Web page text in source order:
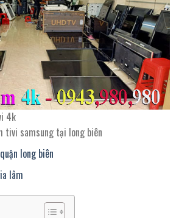
4k
tivi samsung tại long biên
long biên
lâm